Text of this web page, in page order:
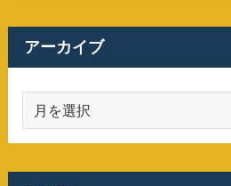
アーカイブ
カ
イ